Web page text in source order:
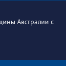
Австралии с